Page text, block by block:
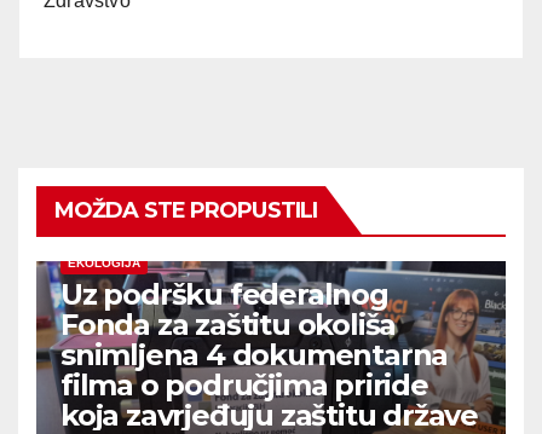
MOŽDA STE PROPUSTILI
EKOLOGIJA
Uz podršku federalnog
Fonda za zaštitu okoliša
snimljena 4 dokumentarna
filma o područjima priride
koja zavrjeđuju zaštitu države